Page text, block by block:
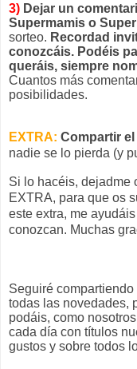
3) Dejar un
Supermamis o
sorteo. Recordad
conozcáis. Podéis
queráis, siempre
Cuantos más
posibilidades.
EXTRA: Compartir
nadie se lo pierda (y
Si lo hacéis, dejadme
EXTRA, para que os
este extra, me
conozcan. Muchas
Seguiré
todas las novedades,
podáis, como
cada día con títulos
gustos y sobre todos